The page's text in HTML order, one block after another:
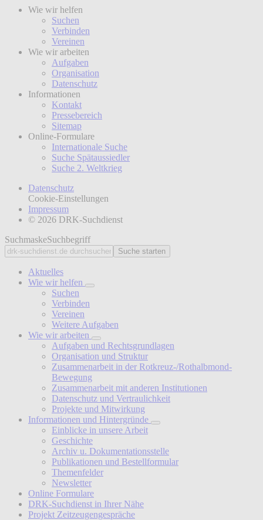
Wie wir helfen
Suchen
Verbinden
Vereinen
Wie wir arbeiten
Aufgaben
Organisation
Datenschutz
Informationen
Kontakt
Pressebereich
Sitemap
Online-Formulare
Internationale Suche
Suche Spätaussiedler
Suche 2. Weltkrieg
Datenschutz
Cookie-Einstellungen
Impressum
© 2026 DRK-Suchdienst
SuchmaskeSuchbegriff
Suche starten
Aktuelles
Wie wir helfen
Suchen
Verbinden
Vereinen
Weitere Aufgaben
Wie wir arbeiten
Aufgaben und Rechtsgrundlagen
Organisation und Struktur
Zusammenarbeit in der Rotkreuz-/Rothalbmond-
Bewegung
Zusammenarbeit mit anderen Institutionen
Datenschutz und Vertraulichkeit
Projekte und Mitwirkung
Informationen und Hintergründe
Einblicke in unsere Arbeit
Geschichte
Archiv u. Dokumentationsstelle
Publikationen und Bestellformular
Themenfelder
Newsletter
Online Formulare
DRK-Suchdienst in Ihrer Nähe
Projekt Zeitzeugengespräche